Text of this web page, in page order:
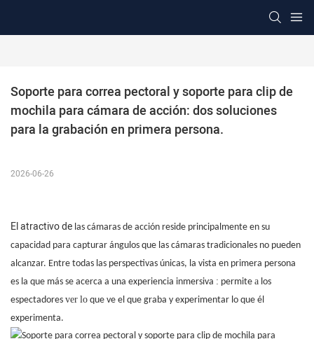
Soporte para correa pectoral y soporte para clip de
mochila para cámara de acción: dos soluciones
para la grabación en primera persona.
2026-06-26
El atractivo de las cámaras de acción reside principalmente en su
capacidad para capturar ángulos que las cámaras tradicionales no pueden
alcanzar. Entre todas las perspectivas únicas, la vista en primera persona
es la que más se acerca a una experiencia inmersiva : permite a los
espectadores ver lo que ve el que graba y experimentar lo que él
experimenta.